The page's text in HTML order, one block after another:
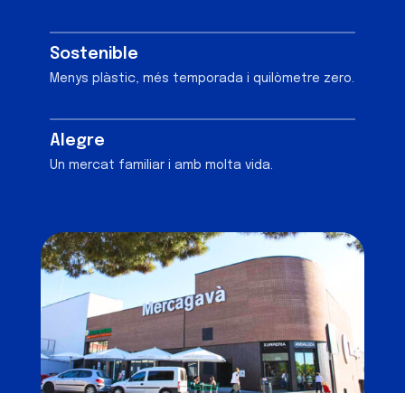
Sostenible
Menys plàstic, més temporada i quilòmetre zero.
Alegre
Un mercat familiar i amb molta vida.